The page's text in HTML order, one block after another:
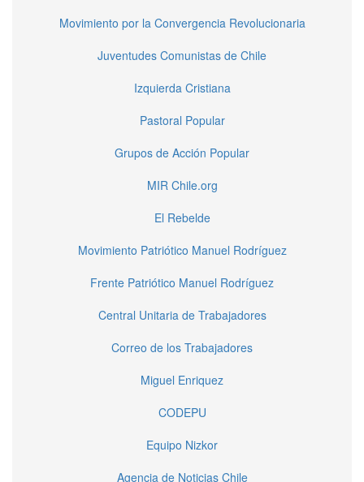
Movimiento por la Convergencia Revolucionaria
Juventudes Comunistas de Chile
Izquierda Cristiana
Pastoral Popular
Grupos de Acción Popular
MIR Chile.org
El Rebelde
Movimiento Patriótico Manuel Rodríguez
Frente Patriótico Manuel Rodríguez
Central Unitaria de Trabajadores
Correo de los Trabajadores
Miguel Enriquez
CODEPU
Equipo Nizkor
Agencia de Noticias Chile